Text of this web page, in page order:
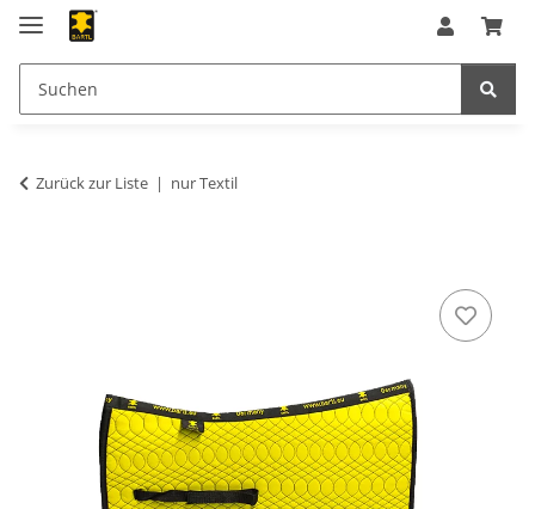
Zurück zur Liste nur Textil